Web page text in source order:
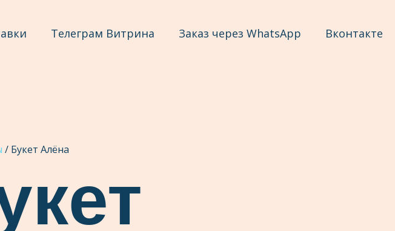
Телеграм Витрина Заказ через WhatsApp Вконтакте
/ Букет Алёна